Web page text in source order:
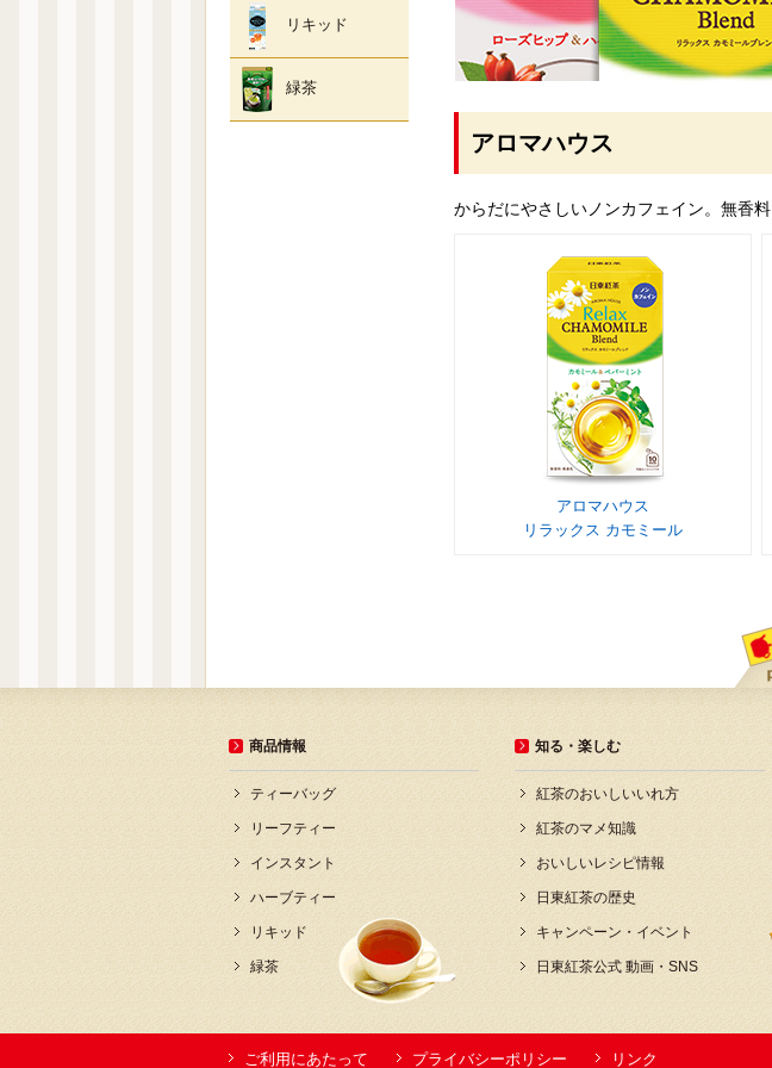
アロマハウス
からだにやさしいノンカフェイン。無香料
アロマハウス
リラックス カモミール
リキッド
緑茶
商品情報
ティーバッグ
リーフティー
インスタント
ハーブティー
リキッド
緑茶
知る・楽しむ
紅茶のおいしいいれ方
紅茶のマメ知識
おいしいレシピ情報
日東紅茶の歴史
キャンペーン・イベント
日東紅茶公式 動画・SNS
ご利用にあたって プライバシーポリシー リンク